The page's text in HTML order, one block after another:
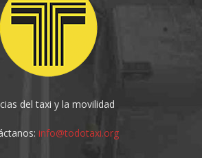
del taxi y la movilidad
info@todotaxi.org